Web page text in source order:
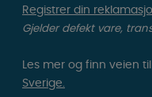
Registrer din
Gjelder defekt vare,
Les mer og finn veien
Sverige.